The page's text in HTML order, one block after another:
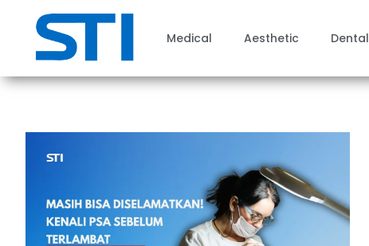
Medical Aesthetic Dental